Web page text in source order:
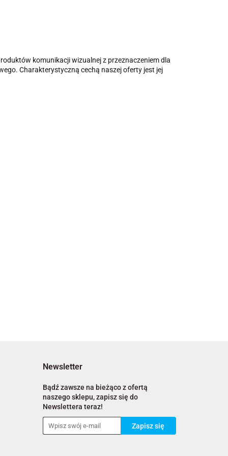
komunikacji wizualnej z przeznaczeniem dla
Charakterystyczną cechą naszej oferty jest jej
Newsletter
Bądź zawsze na bieżąco z ofertą
naszego sklepu, zapisz się do
Newslettera teraz!